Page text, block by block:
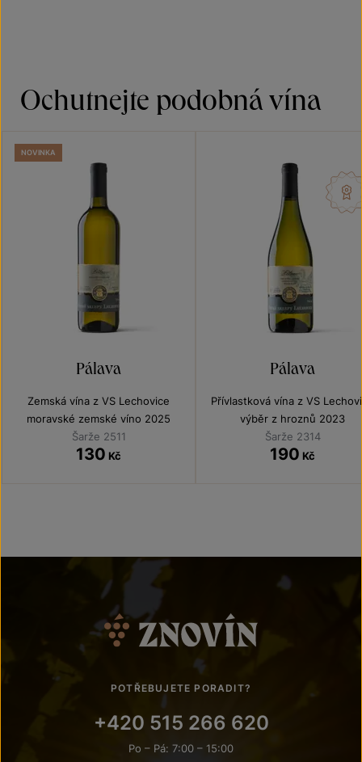
Ochutnejte podobná vína
Pálava
Zemská vína z VS Lechovice
moravské zemské víno 2025
Šarže 2511
130 Kč
NOVINKA
Pálava
Přívlastková vína z VS
výběr z hroznů 2023
Šarže 2314
190 Kč
POTŘEBUJETE PORADIT?
+420 515 266 620
Po – Pá: 7:00 – 15:00